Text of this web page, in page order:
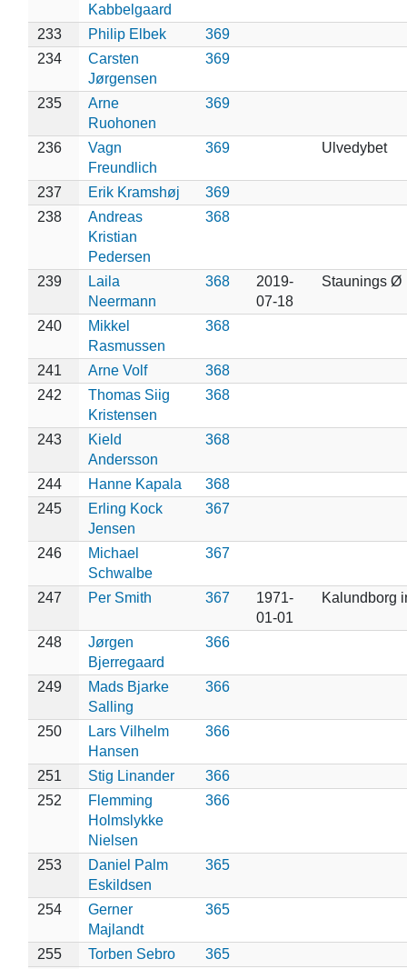
Kabbelgaard
233
Philip Elbek
369
234
Carsten
Jørgensen
369
235
Arne
Ruohonen
369
236
Vagn
Freundlich
369 Ulvedybet
237 Erik Kramshøj
369
238
Andreas
Kristian
Pedersen
368
239
Laila
Neermann
368
2019-
07-18
Staunings Ø
240
Mikkel
Rasmussen
368
241 Arne Volf
368
242
Thomas Siig
Kristensen
368
243
Kield
Andersson
368
244 Hanne Kapala
368
245
Erling Kock
Jensen
367
246
Michael
Schwalbe
367
247 Per Smith 367
1971-
01-01
Kalundborg
248
Jørgen
Bjerregaard
366
249
Mads Bjarke
Salling
366
250
Lars Vilhelm
Hansen
366
251 Stig Linander
366
252
Flemming
Holmslykke
Nielsen
366
253
Daniel Palm
Eskildsen
365
254
Gerner
Majlandt
365
255 Torben Sebro
365